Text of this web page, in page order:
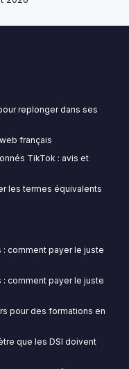
replonger dans ses
français
TikTok : avis et
les termes équivalents
comment payer le juste
comment payer le juste
pour des formations en
que les DSI doivent